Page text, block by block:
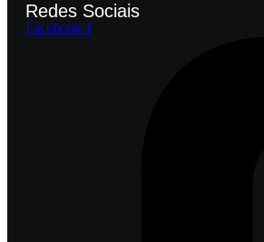
Redes Sociais
Facebook-f